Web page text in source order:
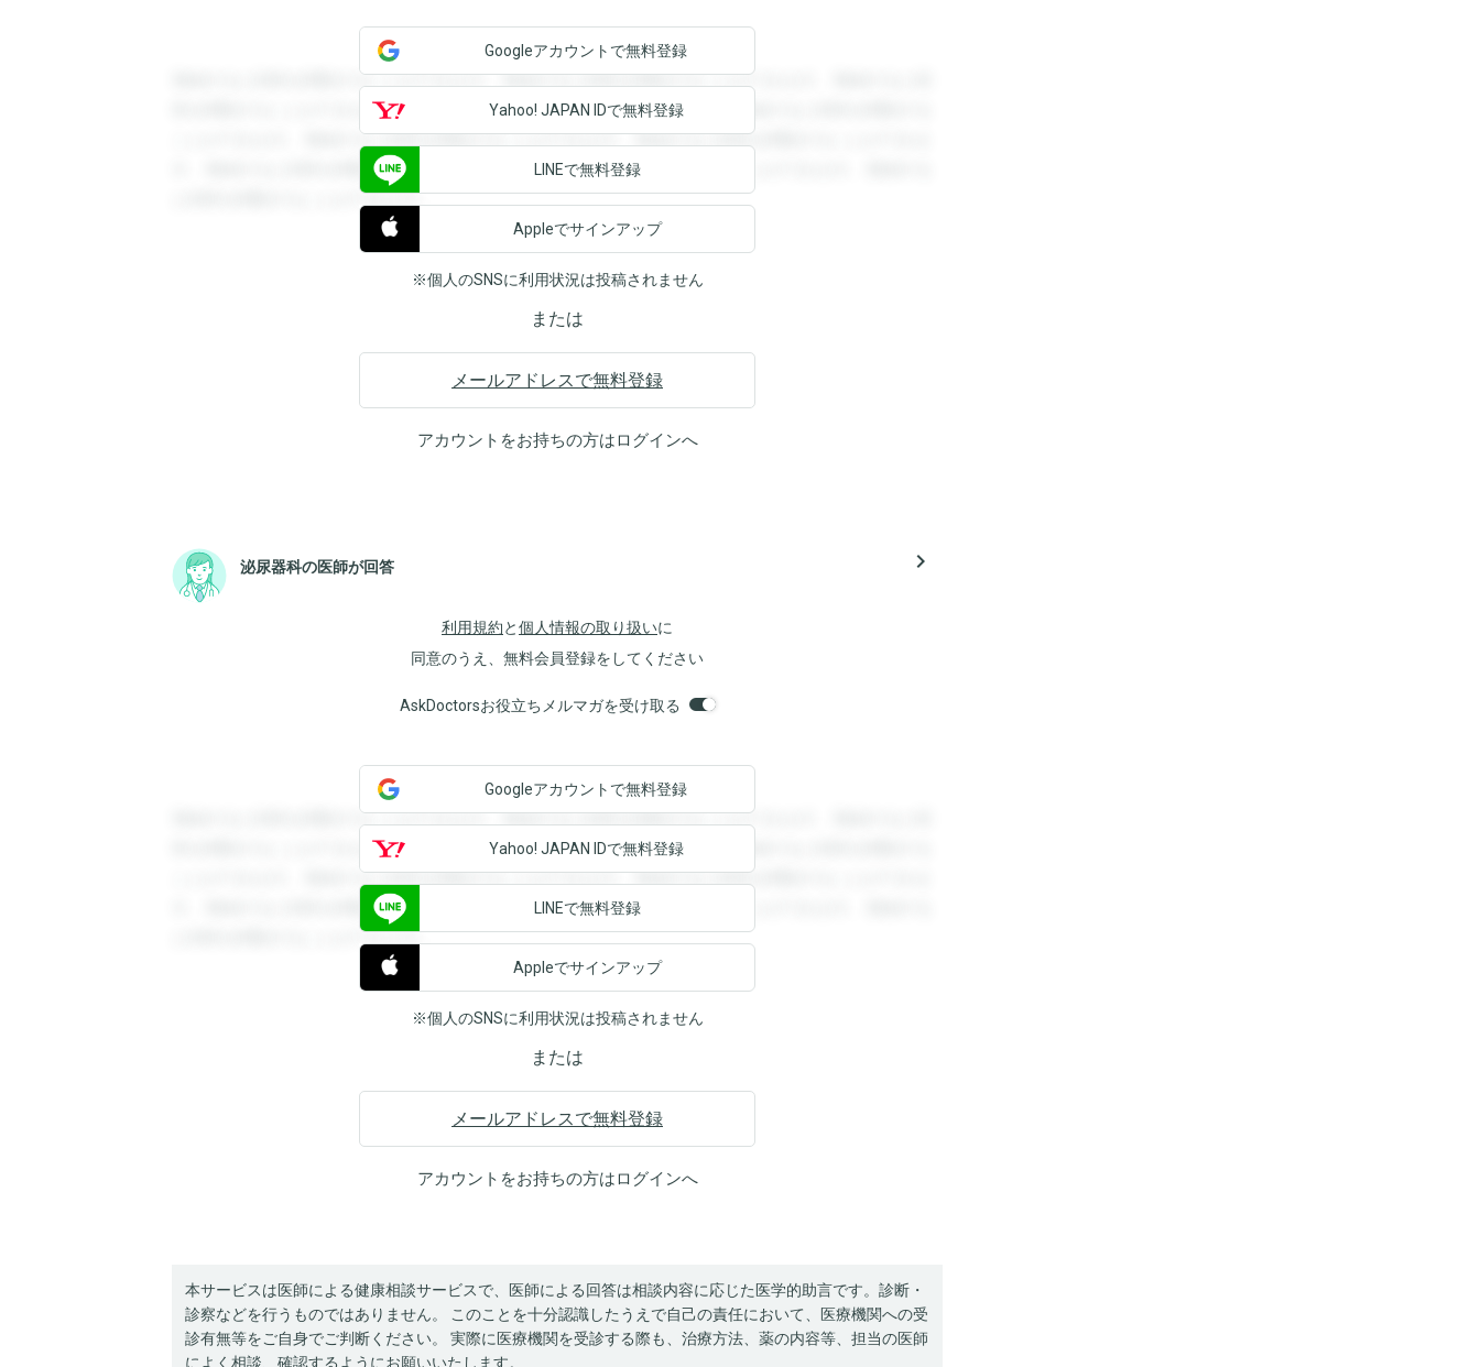
登録すると回答を閲覧することができます。登録すると回答を閲覧することができます。登録すると回
答を閲覧することができます。登録すると回答を閲覧することができます。登録すると回答を閲覧する
ことができます。登録すると回答を閲覧することができます。登録すると回答を閲覧することができま
す。登録すると回答を閲覧することができます。登録すると回答を閲覧することができます。登録する
と回答を閲覧することができます。
Googleアカウントで無料登録
Yahoo! JAPAN IDで無料登録
LINEで無料登録
Appleでサインアップ
※個人のSNSに利用状況は投稿されません
または
メールアドレスで無料登録
アカウントをお持ちの方はログインへ
泌尿器科の医師が回答 navigate_next
利用規約と個人情報の取り扱いに
同意のうえ、無料会員登録をしてください
AskDoctorsお役立ちメルマガを受け取る
登録すると回答を閲覧することができます。登録すると回答を閲覧することができます。登録すると回
答を閲覧することができます。登録すると回答を閲覧することができます。登録すると回答を閲覧する
ことができます。登録すると回答を閲覧することができます。登録すると回答を閲覧することができま
す。登録すると回答を閲覧することができます。登録すると回答を閲覧することができます。登録する
と回答を閲覧することができます。
Googleアカウントで無料登録
Yahoo! JAPAN IDで無料登録
LINEで無料登録
Appleでサインアップ
※個人のSNSに利用状況は投稿されません
または
メールアドレスで無料登録
アカウントをお持ちの方はログインへ
本サービスは医師による健康相談サービスで、医師による回答は相談内容に応じた医学的助言です。診断・
診察などを行うものではありません。 このことを十分認識したうえで自己の責任において、医療機関への受
診有無等をご自身でご判断ください。 実際に医療機関を受診する際も、治療方法、薬の内容等、担当の医師
によく相談、確認するようにお願いいたします。